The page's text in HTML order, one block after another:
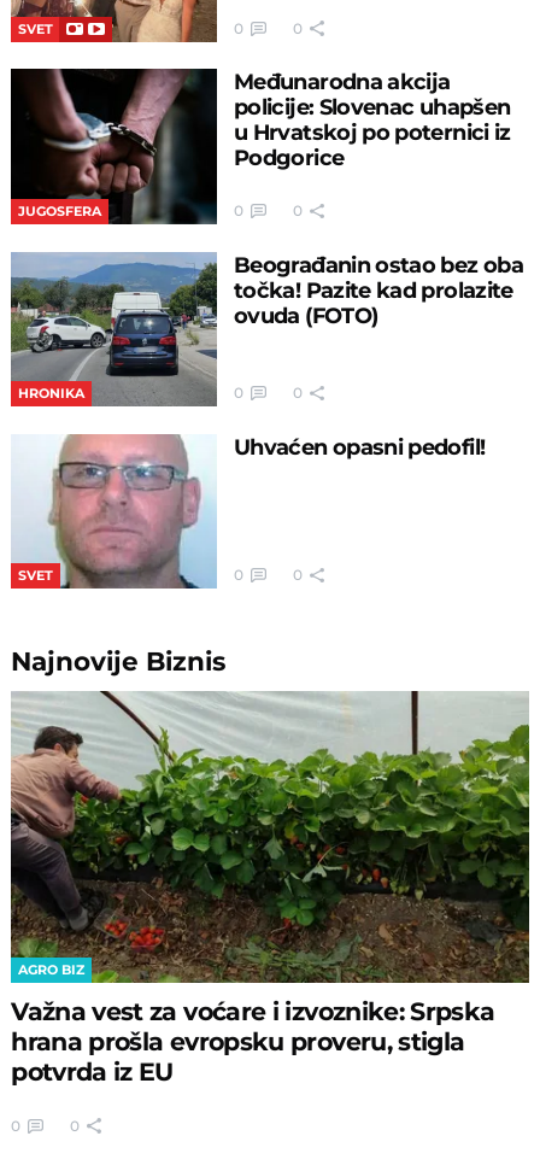
SVET 0 0
JUGOSFERA
Međunarodna akcija
policije: Slovenac uhapšen
u Hrvatskoj po poternici iz
Podgorice
0 0
HRONIKA
Beograđanin ostao bez oba
točka! Pazite kad prolazite
ovuda (FOTO)
0 0
SVET
Uhvaćen opasni pedofil!
0 0
Najnovije Biznis
AGRO BIZ
Važna vest za voćare i izvoznike: Srpska
hrana prošla evropsku proveru, stigla
potvrda iz EU
0 0